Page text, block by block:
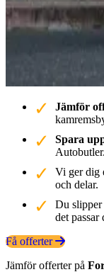
Jämför
Spara
Autobutler.
Vi ger dig
och delar.
Du slipper
det passar
Få offerter
Jämför offerter på